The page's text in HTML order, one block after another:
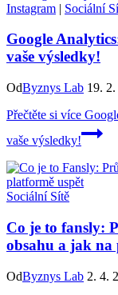
Instagram | Sociální
Google
vaše výsledky!
OdByznys Lab 19.
Přečtěte si více
vaše výsledky!
Sociální Sítě
Co je to fansly:
obsahu a jak na
OdByznys Lab 2. 4.